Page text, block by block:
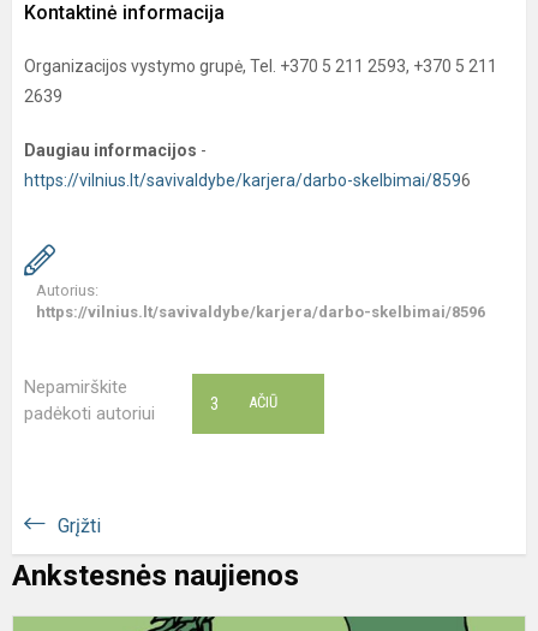
Kontaktinė informacija
Organizacijos vystymo grupė, Tel. +370 5 211 2593, +370 5 211
2639
Daugiau informacijos -
https://vilnius.lt/savivaldybe/karjera/darbo-skelbimai/8596
Autorius:
https://vilnius.lt/savivaldybe/karjera/darbo-skelbimai/8596
Nepamirškite
padėkoti autoriui
AČIŪ
3
Grįžti
Ankstesnės naujienos